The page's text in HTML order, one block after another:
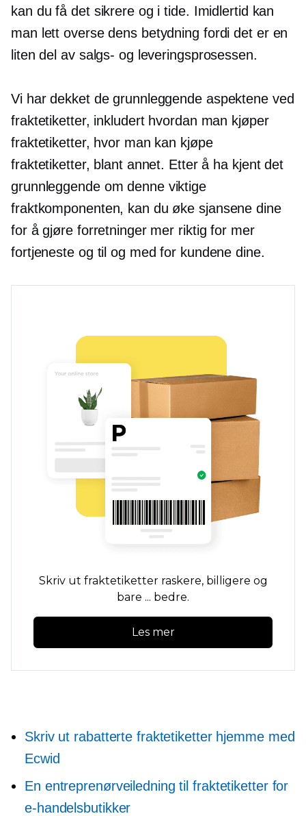
kan du få det sikrere og i tide. Imidlertid kan
man lett overse dens betydning fordi det er en
liten del av salgs- og leveringsprosessen.
Vi har dekket de grunnleggende aspektene ved
fraktetiketter, inkludert hvordan man kjøper
fraktetiketter, hvor man kan kjøpe
fraktetiketter, blant annet. Etter å ha kjent det
grunnleggende om denne viktige
fraktkomponenten, kan du øke sjansene dine
for å gjøre forretninger mer riktig for mer
fortjeneste og til og med for kundene dine.
Skriv ut fraktetiketter raskere, billigere og
bare ... bedre.
Les mer
Skriv ut rabatterte fraktetiketter hjemme med
Ecwid
En entreprenørveiledning til fraktetiketter for
e-handelsbutikker